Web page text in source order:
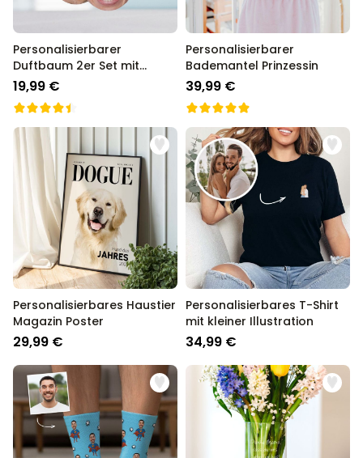
Personalisierbarer
Duftbaum 2er Set mit
Gesicht
19,99 €
Personalisierbarer
Bademantel Prinzessin
39,99 €
Personalisierbares Haustier
Magazin Poster
29,99 €
Personalisierbares T-Shirt
mit kleiner Illustration
34,99 €